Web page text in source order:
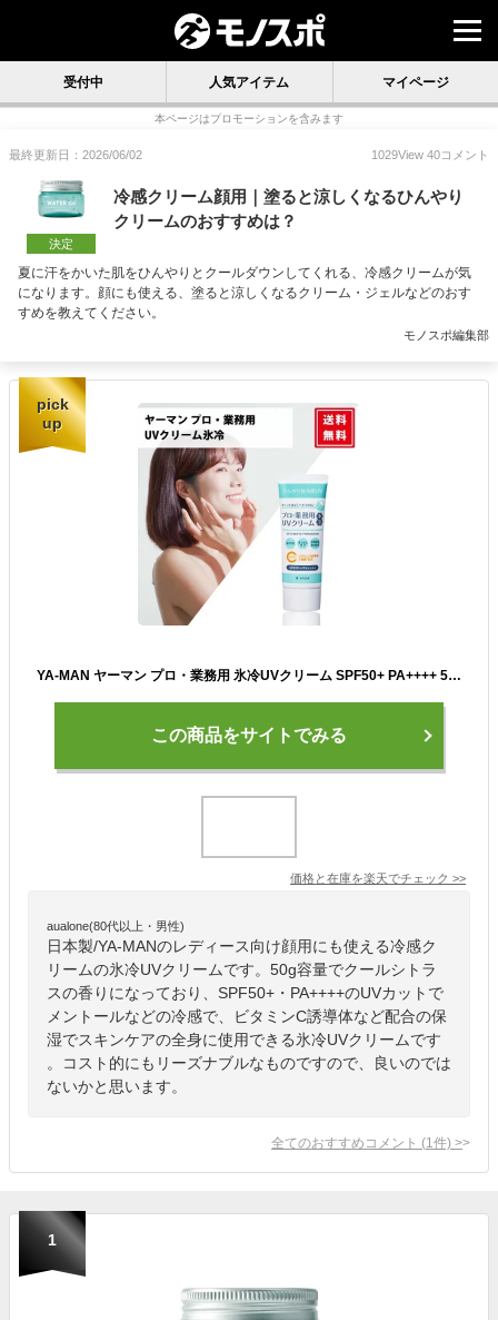
受付中 人気アイテム マイページ
本ページはプロモーションを含みます
最終更新日：2026/06/02 1029View 40コメント
決定
冷感クリーム顔用｜塗ると涼しくなるひんやり
クリームのおすすめは？
夏に汗をかいた肌をひんやりとクールダウンしてくれる、冷感クリームが気
になります。顔にも使える、塗ると涼しくなるクリーム・ジェルなどのおす
すめを教えてください。
モノスポ編集部
pick
up
YA-MAN ヤーマン プロ・業務用 氷冷UVクリーム SPF50+ PA++++ 50g 石けんオフ 全身用
この商品をサイトでみる
価格と在庫を楽天でチェック >>
aualone(80代以上・男性)
日本製/YA-MANのレディース向け顔用にも使える冷感ク
リームの氷冷UVクリームです。50g容量でクールシトラ
スの香りになっており、SPF50+・PA++++のUVカットで
メントールなどの冷感で、ビタミンC誘導体など配合の保
湿でスキンケアの全身に使用できる氷冷UVクリームです
。コスト的にもリーズナブルなものですので、良いのでは
ないかと思います。
全てのおすすめコメント (1 件) >
1